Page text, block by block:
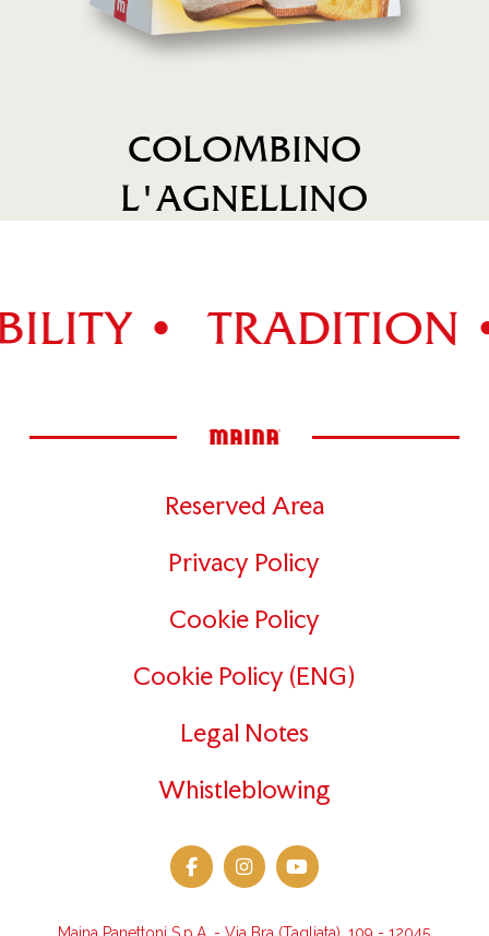
COLOMBINO
L'AGNELLINO
• TRADITION •
Reserved Area
Privacy Policy
Cookie Policy
Cookie Policy (ENG)
Legal Notes
Whistleblowing